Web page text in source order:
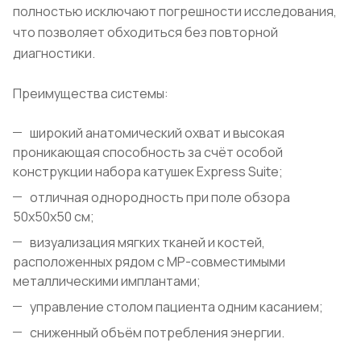
полностью исключают погрешности исследования,
что позволяет обходиться без повторной
диагностики.
Преимущества системы:
широкий анатомический охват и высокая
проникающая способность за счёт особой
конструкции набора катушек Express Suite;
отличная однородность при поле обзора
50х50х50 см;
визуализация мягких тканей и костей,
расположенных рядом с МР-совместимыми
металлическими имплантами;
управление столом пациента одним касанием;
сниженный объём потребления энергии.